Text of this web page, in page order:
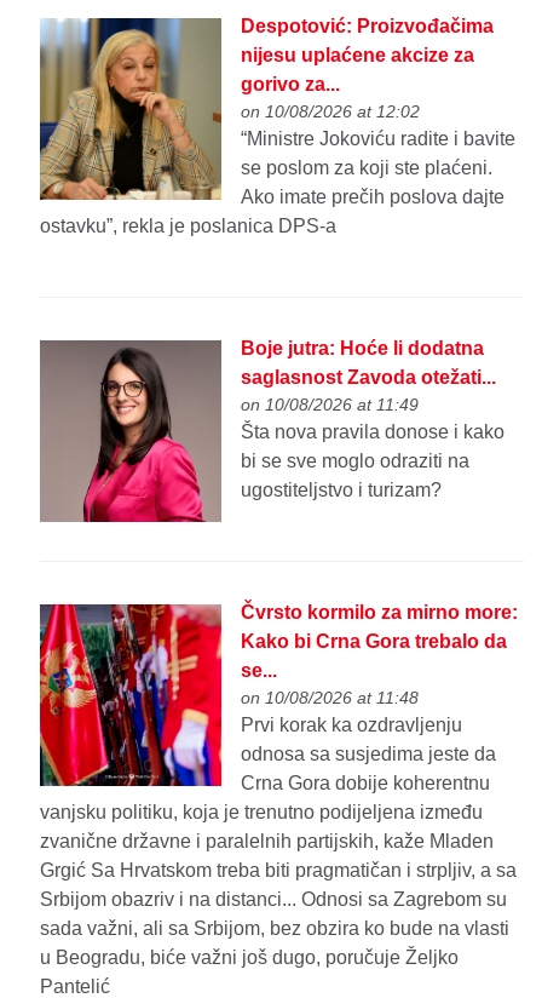
Despotović: Proizvođačima
nijesu uplaćene akcize za
gorivo za...
on 10/08/2026 at 12:02
“Ministre Jokoviću radite i bavite
se poslom za koji ste plaćeni.
Ako imate prečih poslova dajte
ostavku”, rekla je poslanica DPS-a
Boje jutra: Hoće li dodatna
saglasnost Zavoda otežati...
on 10/08/2026 at 11:49
Šta nova pravila donose i kako
bi se sve moglo odraziti na
ugostiteljstvo i turizam?
Čvrsto kormilo za mirno more:
Kako bi Crna Gora trebalo da
se...
on 10/08/2026 at 11:48
Prvi korak ka ozdravljenju
odnosa sa susjedima jeste da
Crna Gora dobije koherentnu
vanjsku politiku, koja je trenutno podijeljena između
zvanične državne i paralelnih partijskih, kaže Mladen
Grgić Sa Hrvatskom treba biti pragmatičan i strpljiv, a sa
Srbijom obazriv i na distanci... Odnosi sa Zagrebom su
sada važni, ali sa Srbijom, bez obzira ko bude na vlasti
u Beogradu, biće važni još dugo, poručuje Željko
Pantelić